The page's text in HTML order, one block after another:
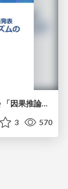
AIPシンポジウム 2025年度 成果報告会 「因果推論チーム」
3 570